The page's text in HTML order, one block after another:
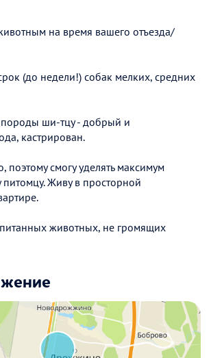
на время вашего отъезда/
(до недели!) собак мелких, средних
ши-тцу - добрый и
кастрирован.
поэтому смогу уделять максимум
Живу в просторной
животных, не громящих